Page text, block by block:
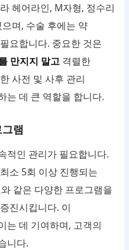
헤어라인, M자형, 정수리
며, 수술 후에는 약
요합니다. 중요한 것은
만지지 말고 격렬한
사전 및 사후 관리
는 데 큰 역할을 합니다.
램
적인 관리가 필요합니다.
소 5회 이상 진행되는
같은 다양한 프로그램을
진시킵니다. 이
는 데 기여하며, 고객의
니다.